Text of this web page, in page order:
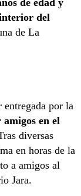
del
de La
por la
en el
diversas
en horas de la
a amigos al
Jara.